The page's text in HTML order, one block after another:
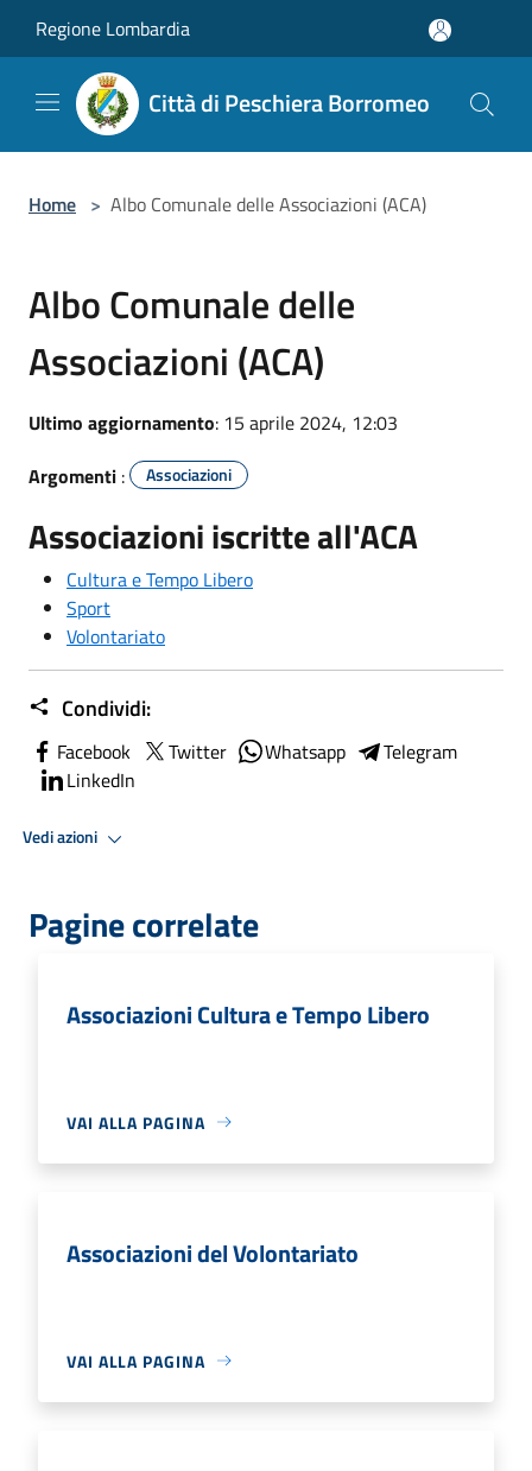
Regione Lombardia
Città di Peschiera Borromeo
Home > Albo Comunale delle Associazioni (ACA)
Albo Comunale delle
Associazioni (ACA)
Ultimo aggiornamento: 15 aprile 2024, 12:03
Argomenti : Associazioni
Associazioni iscritte all'ACA
Cultura e Tempo Libero
Sport
Volontariato
Condividi:
Facebook Twitter Whatsapp
Telegram
LinkedIn
Vedi azioni
Pagine correlate
Associazioni Cultura e Tempo Libero
VAI ALLA PAGINA
Associazioni del Volontariato
VAI ALLA PAGINA